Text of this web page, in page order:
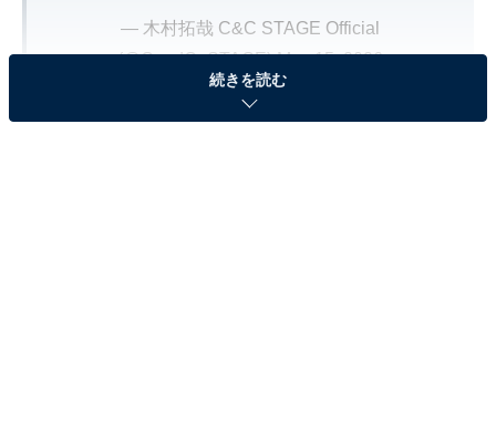
— 木村拓哉 C&C STAGE Official
(@CandC_STAGE)May 15, 2026
2位は、カリスマ性とリーダーシップをあわせ持つ木村
続きを読む